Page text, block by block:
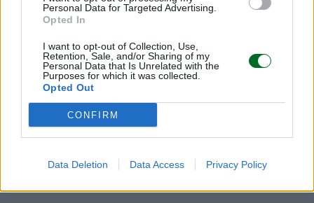
Personal Data for Targeted Advertising.
Opted In
I want to opt-out of Collection, Use,
Retention, Sale, and/or Sharing of my
Personal Data that Is Unrelated with the
Purposes for which it was collected.
Opted Out
CONFIRM
Data Deletion Data Access Privacy Policy
IMPRESA E MANAGEMENT
Iren Ambiente sale al 100% di ETAmbiente
e si rafforza nel comparto rifiuti
Redazione
IMPRESA E MANAGEMENT
Fs, investimento da 2 miliardi per 19 nuovi
treni AV Parigi-Londra
Redazione